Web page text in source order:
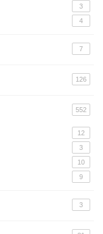
3
4
7
126
552
12
3
10
9
3